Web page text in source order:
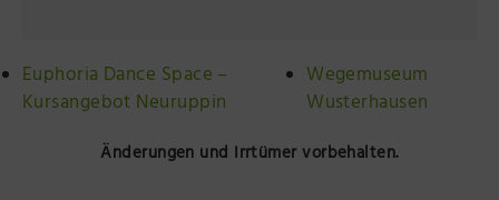
Euphoria Dance Space –
Kursangebot Neuruppin
Wegemuseum
Wusterhausen
Änderungen und Irrtümer vorbehalten.